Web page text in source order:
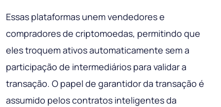
Essas plataformas unem vendedores e
compradores de criptomoedas, permitindo que
eles troquem ativos automaticamente sem a
participação de intermediários para validar a
transação. O papel de garantidor da transação é
assumido pelos contratos inteligentes da